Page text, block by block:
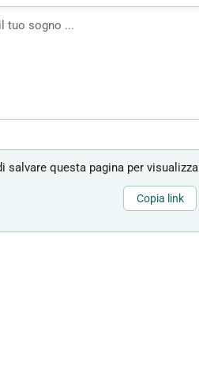
salvare questa pagina per
Copia link